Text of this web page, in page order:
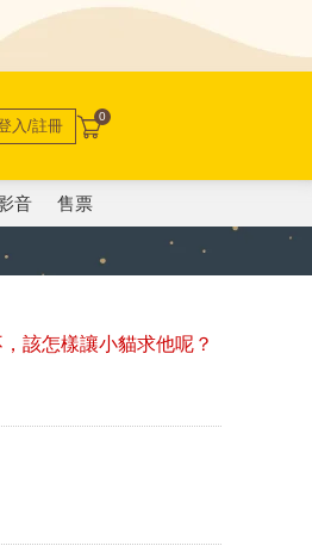
入/註冊 0
音 售票
該怎樣讓小貓求他呢？